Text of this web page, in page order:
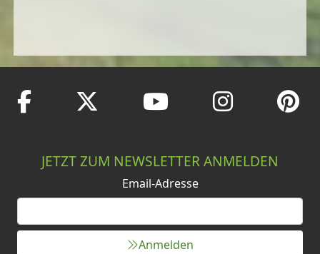
JETZT ZUM NEWSLETTER ANMELDEN
Email-Adresse
Anmelden